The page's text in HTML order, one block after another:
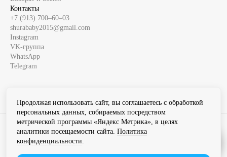
Контакты
+7 (913) 700‒60‒03
shurababy2015@gmail.com
Instagram
VK-группа
WhatsApp
Telegram
Instagram продукт компании Meta которая признана экстремистской
организацией в России
Продолжая использовать сайт, вы соглашаетесь с обработкой
персональных данных, собираемых посредством
метрической программы «Яндекс Метрика», в целях
аналитики посещаемости сайта. Политика
конфиденциальности.